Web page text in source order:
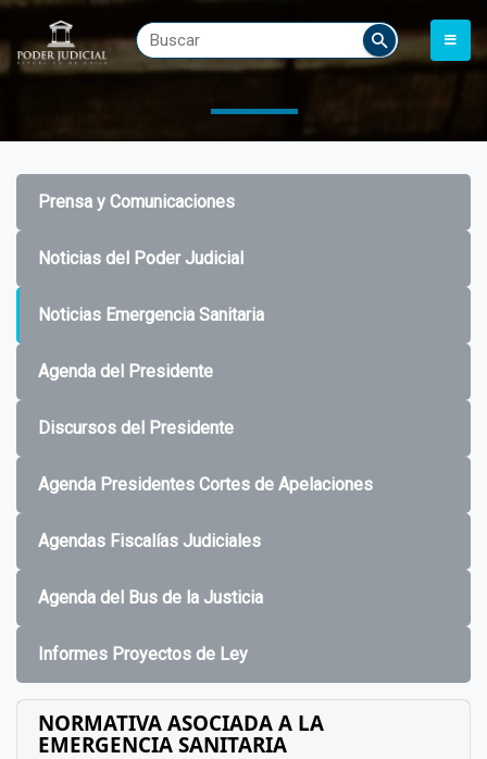
Prensa y Comunicaciones
Noticias del Poder Judicial
Noticias Emergencia Sanitaria
Agenda del Presidente
Discursos del Presidente
Agenda Presidentes Cortes de Apelaciones
Agendas Fiscalías Judiciales
Agenda del Bus de la Justicia
Informes Proyectos de Ley
NORMATIVA ASOCIADA A LA
EMERGENCIA SANITARIA